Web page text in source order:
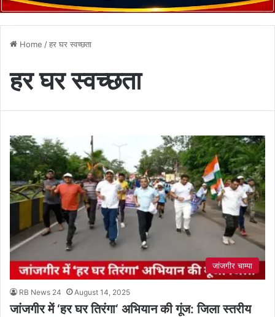
Home /हर घर स्वच्छता
हर घर स्वच्छता
जांजगीर चाम्पा
RB News 24 August 14, 2025
जांजगीर में ‘हर घर तिरंगा‘ अभियान की गूंज: जिला स्तरीय